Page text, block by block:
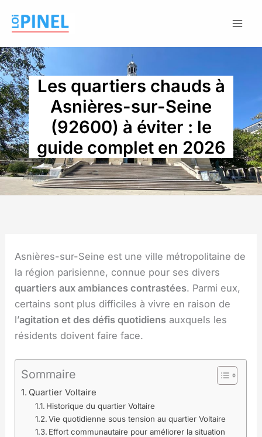
Les quartiers chauds à
Asnières-sur-Seine
(92600) à éviter : le
guide complet en 2026
Asnières-sur-Seine est une ville métropolitaine de
la région parisienne, connue pour ses divers
quartiers aux ambiances contrastées. Parmi eux,
certains sont plus difficiles à vivre en raison de
l’agitation et des défis quotidiens auxquels les
résidents doivent faire face.
Sommaire
Quartier Voltaire
Historique du quartier Voltaire
Vie quotidienne sous tension au quartier Voltaire
Effort communautaire pour améliorer la situation